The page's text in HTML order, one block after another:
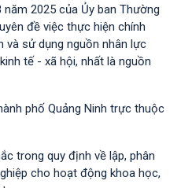
năm 2025 của Ủy ban Thường
đề việc thực hiện chính
và sử dụng nguồn nhân lực
tế - xã hội, nhất là nguồn
phố Quảng Ninh trực thuộc
trong quy định về lập, phân
cho hoạt động khoa học,